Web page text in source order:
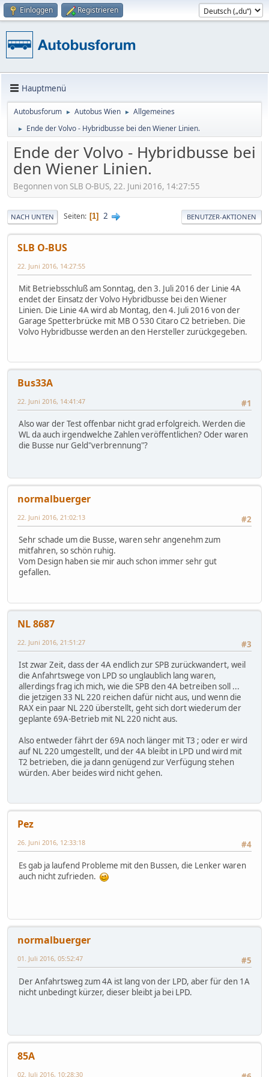
Einloggen Registrieren
Hauptmenü
Autobusforum ► Autobus Wien ► Allgemeines
► Ende der Volvo - Hybridbusse bei den Wiener Linien.
Ende der Volvo - Hybridbusse bei
den Wiener Linien.
Begonnen von SLB O-BUS, 22. Juni 2016, 14:27:55
NACH UNTEN Seiten 1 2 BENUTZER-AKTIONEN
SLB O-BUS
22. Juni 2016, 14:27:55
Mit Betriebsschluß am Sonntag, den 3. Juli 2016 der Linie 4A
endet der Einsatz der Volvo Hybridbusse bei den Wiener
Linien. Die Linie 4A wird ab Montag, den 4. Juli 2016 von der
Garage Spetterbrücke mit MB O 530 Citaro C2 betrieben. Die
Volvo Hybridbusse werden an den Hersteller zurückgegeben.
Bus33A
#1
22. Juni 2016, 14:41:47
Also war der Test offenbar nicht grad erfolgreich. Werden die
WL da auch irgendwelche Zahlen veröffentlichen? Oder waren
die Busse nur Geld"verbrennung"?
normalbuerger
#2
22. Juni 2016, 21:02:13
Sehr schade um die Busse, waren sehr angenehm zum
mitfahren, so schön ruhig.
Vom Design haben sie mir auch schon immer sehr gut
gefallen.
NL 8687
#3
22. Juni 2016, 21:51:27
Ist zwar Zeit, dass der 4A endlich zur SPB zurückwandert, weil
die Anfahrtswege von LPD so unglaublich lang waren,
allerdings frag ich mich, wie die SPB den 4A betreiben soll ...
die jetzigen 33 NL 220 reichen dafür nicht aus, und wenn die
RAX ein paar NL 220 überstellt, geht sich dort wiederum der
geplante 69A-Betrieb mit NL 220 nicht aus.
Also entweder fährt der 69A noch länger mit T3 ; oder er wird
auf NL 220 umgestellt, und der 4A bleibt in LPD und wird mit
T2 betrieben, die ja dann genügend zur Verfügung stehen
würden. Aber beides wird nicht gehen.
Pez
#4
26. Juni 2016, 12:33:18
Es gab ja laufend Probleme mit den Bussen, die Lenker waren
auch nicht zufrieden.
normalbuerger
#5
01. Juli 2016, 05:52:47
Der Anfahrtsweg zum 4A ist lang von der LPD, aber für den 1A
nicht unbedingt kürzer, dieser bleibt ja bei LPD.
85A
02. Juli 2016, 10:28:30